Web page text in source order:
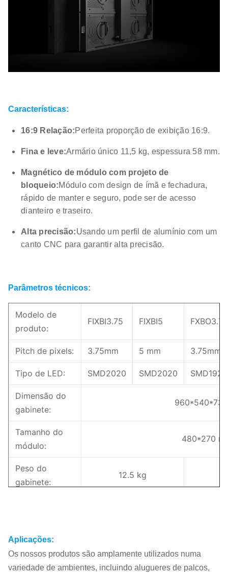
Características:
16:9 Relação:Perfeita proporção de exibição 16:9.
Fina e leve:Armário único 11,5 kg, espessura 58 mm.
Magnético de módulo com projeto de
bloqueio:Módulo com design de ímã e fechadura,
rápido de manter e seguro, pode ser de acesso
dianteiro e traseiro.
Alta precisão:Usando um perfil de alumínio com um
canto CNC para garantir alta precisão.
Parâmetros técnicos:
Modelo de
produto:
FIXBI3.75 FIXBI5 FXBO3.75
Pitch de pixels: 3.75mm 5 mm 3.75mm
Tipo de LED: SMD2020 SMD2020 SMD1921
Dimensão do
gabinete:
960*540*73
Tamanho do
módulo:
480*270
Peso do
gabinete:
12.5 kg
Brilho:
Potência
560/196w/m2
Aplicações:
Os nossos produtos são amplamente utilizados numa
variedade de ambientes, incluindo alugueres de palcos,